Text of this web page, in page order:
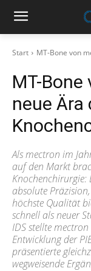
Start MT-Bone von
MT-
neue Ära
Als mectron im
auf den Markt
Knochenchirurgie:
absolute
höchste Qualität
schnell als neuer
IDS stellte
Entwicklung der
präsentierte
wegweisende